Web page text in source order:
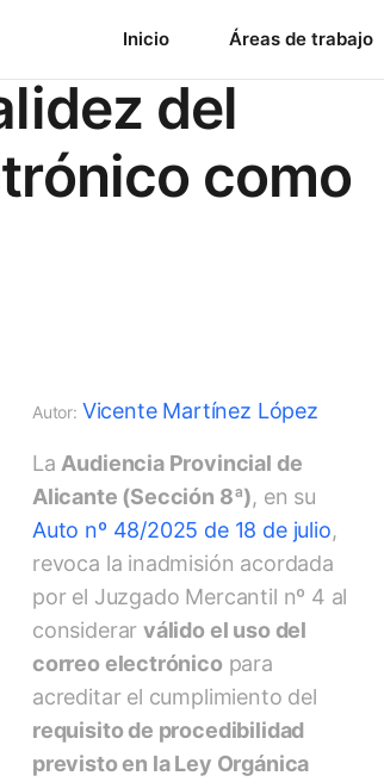
Inicio Áreas de trabajo
AP
del
como
Autor: Vicente Martínez López
La Audiencia Provincial de
Alicante (Sección 8ª), en su
Auto nº 48/2025 de 18 de julio,
revoca la inadmisión acordada
por el Juzgado Mercantil nº 4 al
considerarválido el uso del
correo electrónicopara
acreditar el cumplimiento del
requisito de procedibilidad
previsto en la Ley Orgánica